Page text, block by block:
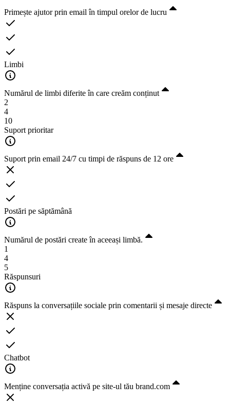
Primește ajutor prin email în timpul orelor de lucru
Limbi
Numărul de limbi diferite în care creăm conținut
2
4
10
Suport prioritar
Suport prin email 24/7 cu timpi de răspuns de 12 ore
Postări pe săptămână
Numărul de postări create în aceeași limbă.
1
4
5
Răspunsuri
Răspuns la conversațiile sociale prin comentarii și mesaje directe
Chatbot
Menține conversația activă pe site-ul tău brand.com